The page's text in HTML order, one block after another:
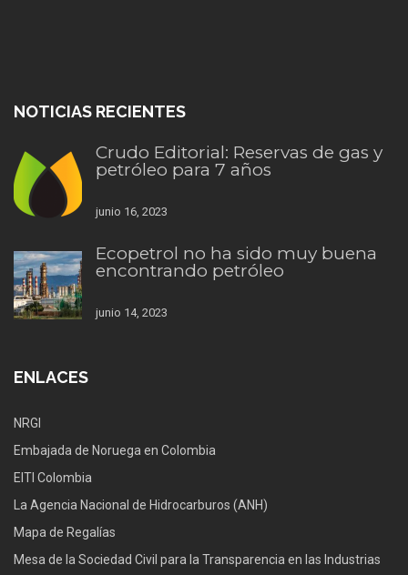
NOTICIAS RECIENTES
Crudo Editorial: Reservas de gas y
petróleo para 7 años
junio 16, 2023
Ecopetrol no ha sido muy buena
encontrando petróleo
junio 14, 2023
ENLACES
NRGI
Embajada de Noruega en Colombia
EITI Colombia
La Agencia Nacional de Hidrocarburos (ANH)
Mapa de Regalías
Mesa de la Sociedad Civil para la Transparencia en las Industrias